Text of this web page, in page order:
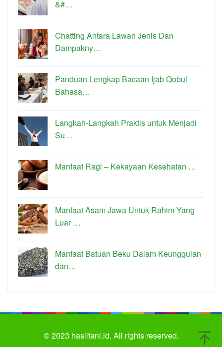
&#…
Chatting Antara Lawan Jenis Dan
Dampakny…
Panduan Lengkap Bacaan Ijab Qobul
Bahasa…
Langkah-Langkah Praktis untuk Menjadi
Su…
Manfaat Ragi – Kekayaan Kesehatan …
Manfaat Asam Jawa Untuk Rahim Yang
Luar …
Manfaat Batuan Beku Dalam Keunggulan
dan…
© 2023 hasiltani.id. All rights reserved.